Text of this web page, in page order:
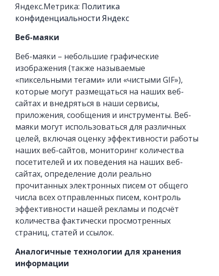
Яндекс.Метрика: Политика
конфиденциальности Яндекс
Веб-маяки
Веб-маяки – небольшие графические
изображения (также называемые
«пиксельными тегами» или «чистыми GIF»),
которые могут размещаться на наших веб-
сайтах и внедряться в наши сервисы,
приложения, сообщения и инструменты. Веб-
маяки могут использоваться для различных
целей, включая оценку эффективности работы
наших веб-сайтов, мониторинг количества
посетителей и их поведения на наших веб-
сайтах, определение доли реально
прочитанных электронных писем от общего
числа всех отправленных писем, контроль
эффективности нашей рекламы и подсчёт
количества фактически просмотренных
страниц, статей и ссылок.
Аналогичные технологии для хранения
информации